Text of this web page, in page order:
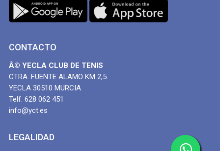
CONTACTO
Â© YECLA CLUB DE TENIS
CTRA. FUENTE ALAMO KM 2,5.
YECLA 30510 MURCIA
Telf. 628 062 451
info@yct.es
LEGALIDAD